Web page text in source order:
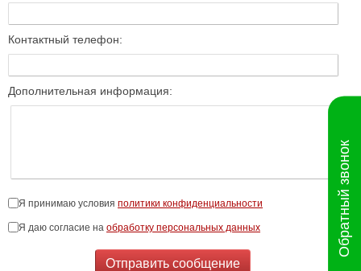
Контактный телефон:
Дополнительная информация:
Я принимаю условия политики конфиденциальности
Я даю согласие на обработку персональных данных
Отправить сообщение
Обратный звонок